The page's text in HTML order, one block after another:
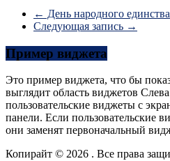
← День народного единства
Следующая запись →
Пример виджета
Это пример виджета, что бы
выглядит область виджетов
пользовательские виджеты с
панели. Если пользовательские
они заменят первоначальный
Копирайт © 2026 . Все права